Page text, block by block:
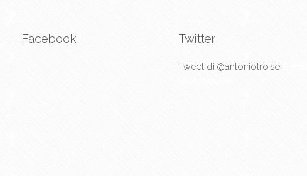
Facebook Twitter
Tweet di @antoniotroise